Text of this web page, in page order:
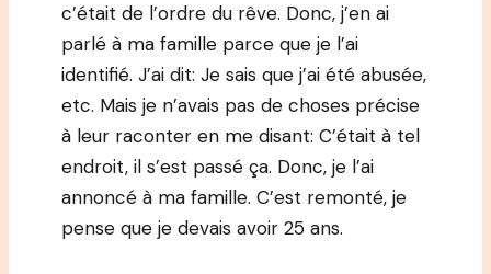
c’était de l’ordre du rêve. Donc, j’en ai
parlé à ma famille parce que je l’ai
identifié. J’ai dit: Je sais que j’ai été abusée,
etc. Mais je n’avais pas de choses précise
à leur raconter en me disant: C’était à tel
endroit, il s’est passé ça. Donc, je l’ai
annoncé à ma famille. C’est remonté, je
pense que je devais avoir 25 ans.